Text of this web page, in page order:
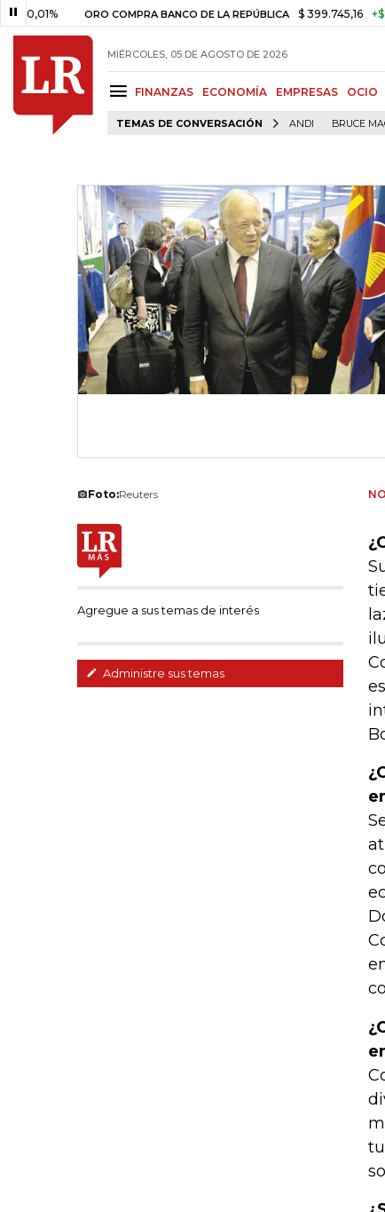
ORO COMPRA BANCO DE LA REPÚBLICA $ 399.745,16 +$ 2.295,71
MIÉRCOLES, 05 DE AGOSTO DE 2026
FINANZAS ECONOMÍA EMPRESAS OCIO
TEMAS DE CONVERSACIÓN ANDI BRUCE
Foto:Reuters
Agregue a sus temas de interés
Administre sus temas